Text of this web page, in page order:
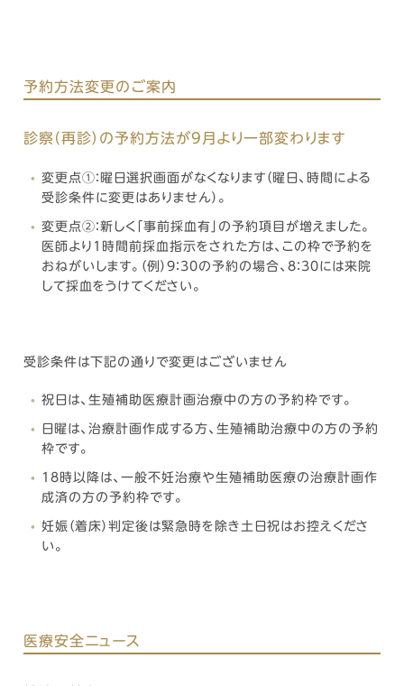
予約方法変更のご案内
診察（再診）の予約方法が9月より一部変わります
変更点①：曜日選択画面がなくなります（曜日、時間による
受診条件に変更はありません）。
変更点②：新しく「事前採血有」の予約項目が増えました。
医師より1時間前採血指示をされた方は、この枠で予約を
おねがいします。（例）9：30の予約の場合、8：30には来院
して採血をうけてください。
受診条件は下記の通りで変更はございません
祝日は、生殖補助医療計画治療中の方の予約枠です。
日曜は、治療計画作成する方、生殖補助治療中の方の予約
枠です。
18時以降は、一般不妊治療や生殖補助医療の治療計画作
成済の方の予約枠です。
妊娠（着床）判定後は緊急時を除き土日祝はお控えくださ
い。
医療安全ニュース